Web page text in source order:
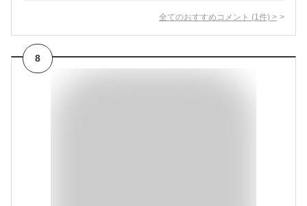
全てのおすすめコメント (1 件) >
8